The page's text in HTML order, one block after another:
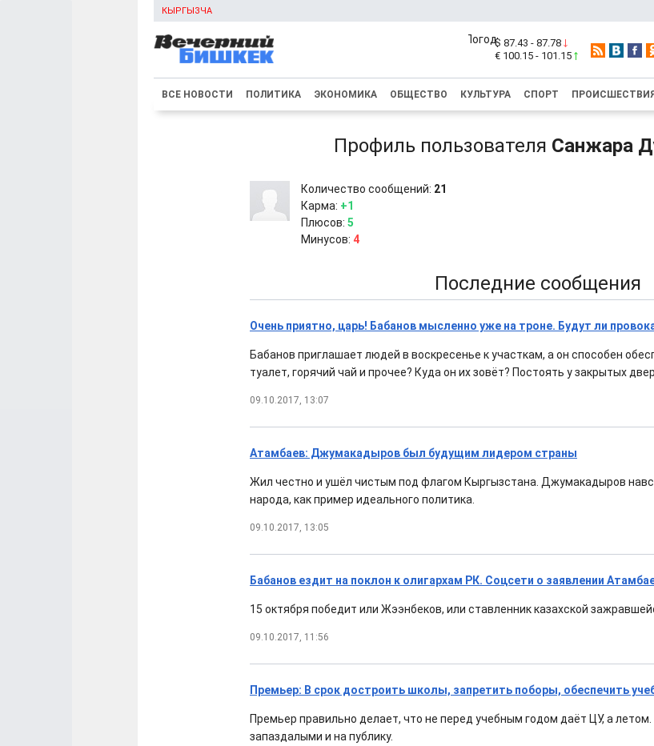
КЫРГЫЗЧА
$ 87.43 - 87.78
€ 100.15 - 101.15
ВСЕ НОВОСТИ ПОЛИТИКА ЭКОНОМИКА ОБЩЕСТВО КУЛЬТУРА СПОРТ ПРОИСШЕСТВИЯ
Профиль пользователя Санжара
Количество сообщений: 21
Карма: +1
Плюсов: 5
Минусов: 4
Последние сообщения
Очень приятно, царь! Бабанов мысленно уже на троне. Будут ли
Бабанов приглашает людей в воскресенье к участкам, а он способен
туалет, горячий чай и прочее? Куда он их зовёт? Постоять у закрытых
09.10.2017, 13:07
Атамбаев: Джумакадыров был будущим лидером страны
Жил честно и ушёл чистым под флагом Кыргызстана. Джумакадыров
народа, как пример идеального политика.
09.10.2017, 13:05
Бабанов ездит на поклон к олигархам РК. Соцсети о заявлении
15 октября победит или Жээнбеков, или ставленник казахской
09.10.2017, 11:56
Премьер: В срок достроить школы, запретить поборы, обеспечить
Премьер правильно делает, что не перед учебным годом даёт ЦУ, а
запаздалыми и на публику.